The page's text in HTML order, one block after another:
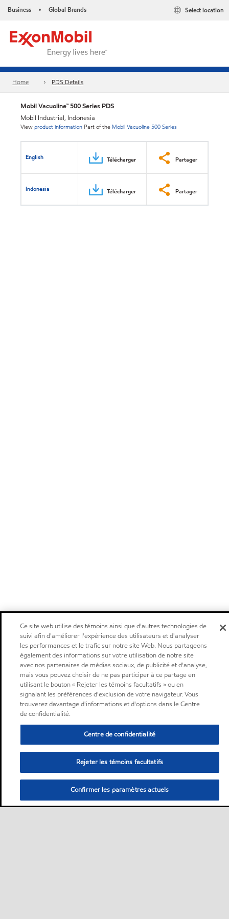
Business • Global Brands Select location
Home PDS Details
Mobil Vacuoline™ 500 Series PDS
Mobil Industrial, Indonesia
Viewproduct information Part of the Mobil Vacuoline 500 Series
English Télécharger Partager
Indonesia Télécharger Partager
Ce site web utilise des témoins ainsi que d'autres technologies de
suivi afin d'améliorer l'expérience des utilisateurs et d'analyser
les performances et le trafic sur notre site Web. Nous partageons
également des informations sur votre utilisation de notre site
avec nos partenaires de médias sociaux, de publicité et d'analyse,
mais vous pouvez choisir de ne pas participer à ce partage en
utilisant le bouton « Rejeter les témoins facultatifs » ou en
signalant les préférences d'exclusion de votre navigateur. Vous
trouverez davantage d'informations et d'options dans le Centre
de confidentialité.
Centre de confidentialité
Rejeter les témoins facultatifs
Confirmer les paramètres actuels